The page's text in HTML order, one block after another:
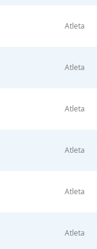
Atleta
Atleta
Atleta
Atleta
Atleta
Atleta